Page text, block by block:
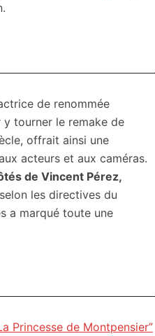
de renommée
y tourner le remake de
offrait ainsi une
acteurs et aux caméras.
de Vincent Pérez,
les directives du
a marqué toute une
Princesse de Montpensier”